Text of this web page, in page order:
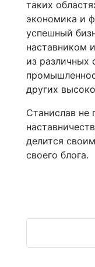
таких
экономика и
успешный
наставником
из различных
других
Станислав не
делится
своего блога.